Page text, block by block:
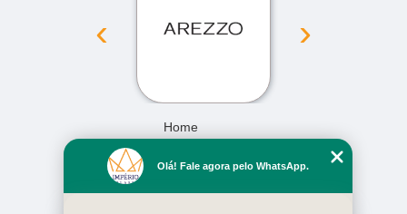
‹ ›
Home
Missão
Olá! Fale agora pelo WhatsApp.